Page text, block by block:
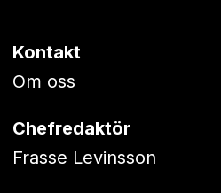
Kontakt
Om oss
Chefredaktör
Frasse Levinsson